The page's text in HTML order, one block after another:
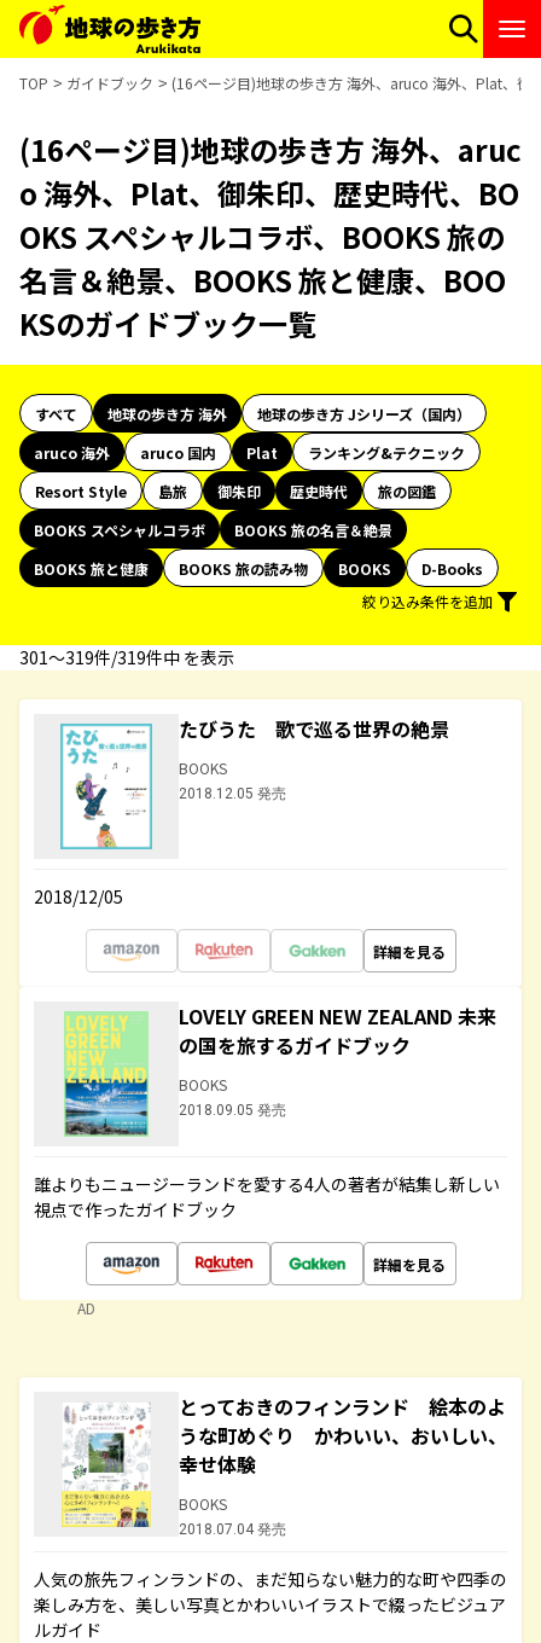
TOP ガイドブック (16ページ目)地球の歩き方 海外、aruco 海外、Plat、御
(16ページ目)地球の歩き方 海外、aruc
o 海外、Plat、御朱印、歴史時代、BO
OKS スペシャルコラボ、BOOKS 旅の
名言＆絶景、BOOKS 旅と健康、BOO
KSのガイドブック一覧
すべて 地球の歩き方 海外
地球の歩き方 Jシリーズ（国内）
aruco 海外
aruco 国内 Plat
ランキング&テクニック
Resort Style
島旅 御朱印 歴史時代
旅の図鑑
BOOKS スペシャルコラボ
BOOKS 旅の名言＆絶景
BOOKS 旅と健康
BOOKS 旅の読み物 BOOKS
D-Books
絞り込み条件を追加
301〜319件/319件中 を表示
たびうた 歌で巡る世界の絶景
BOOKS
2018.12.05 発売
2018/12/05
詳細を見る
LOVELY GREEN NEW ZEALAND 未来
の国を旅するガイドブック
BOOKS
2018.09.05 発売
誰よりもニュージーランドを愛する4人の著者が結集し新しい
視点で作ったガイドブック
詳細を見る
AD
とっておきのフィンランド 絵本のよ
うな町めぐり かわいい、おいしい、
幸せ体験
BOOKS
2018.07.04 発売
人気の旅先フィンランドの、まだ知らない魅力的な町や四季の
楽しみ方を、美しい写真とかわいいイラストで綴ったビジュア
ルガイド